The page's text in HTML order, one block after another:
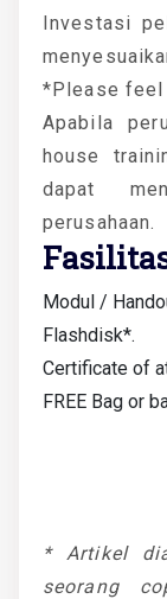
Investasi
*Please feel
Apabila
house
dapat
perusahaan.
Modul /
Flashdisk*.
Certificate of
FREE Bag or
* Artikel
seorang